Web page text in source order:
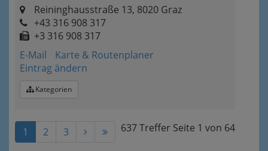
Reininghausstraße 13, 8020 Graz
+43 316 908 317
+3 316 908 317
E-Mail
Karte & Routenplaner
Eintrag ändern
Kategorien
637 Treffer Seite 1 von 64
1 2 3